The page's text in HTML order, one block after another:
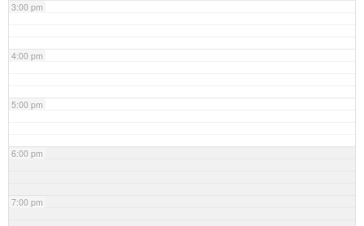
3:00 pm
4:00 pm
5:00 pm
6:00 pm
7:00 pm